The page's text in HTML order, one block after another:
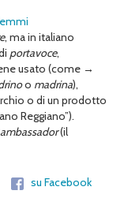
, ma in italiano
portavoce,
usato (come →
o madrina),
o di un prodotto
Reggiano”).
(il
su Facebook